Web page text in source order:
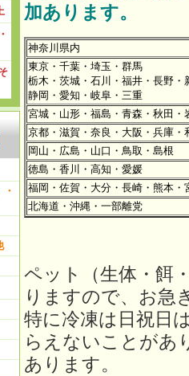
加あります。
神奈川県内
東京・千葉・埼玉・群馬
栃木・茨城・石川・福井・長野・
静岡・愛知・岐阜・三重
宮城・山形・福島・青森・秋田・
京都・滋賀・奈良・大阪・兵庫・
岡山・広島・山口・鳥取・島根
徳島・香川・高知・愛媛
福岡・佐賀・大分・長崎・熊本・
北海道・沖縄・一部離党
ペット（生体・餌
りますので、お急
特に冷凍は日祝日
らえないことがあ
あります。